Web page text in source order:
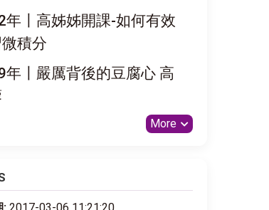
年〡高姊姊開課-如何有效
積分
年〡嚴厲背後的豆腐心 高
More